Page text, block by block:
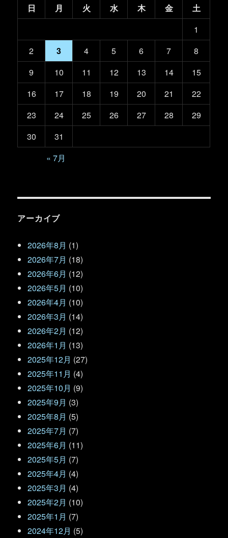
日 月 火 水 木 金
土
1
2
3 4 5 6 7
8
9
10 11 12 13 14
15
16
17 18 19 20 21
22
23
24 25 26 27 28
29
30
31
« 7月
アーカイブ
2026年8月 (1)
2026年7月 (18)
2026年6月 (12)
2026年5月 (10)
2026年4月 (10)
2026年3月 (14)
2026年2月 (12)
2026年1月 (13)
2025年12月 (27)
2025年11月 (4)
2025年10月 (9)
2025年9月 (3)
2025年8月 (5)
2025年7月 (7)
2025年6月 (11)
2025年5月 (7)
2025年4月 (4)
2025年3月 (4)
2025年2月 (10)
2025年1月 (7)
2024年12月 (5)